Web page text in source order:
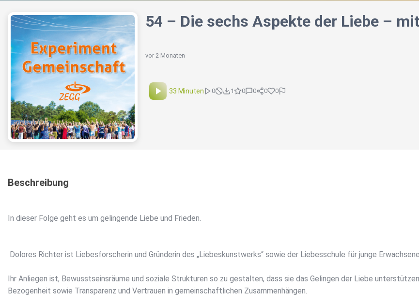
54 – Die sechs Aspekte der Liebe –
vor 2 Monaten
33 Minuten 0 1 0 0 0 0
Beschreibung
In dieser Folge geht es um gelingende Liebe und Frieden.
Dolores Richter ist Liebesforscherin und Gründerin des „Liebeskunstwerks“ sowie der Liebesschule für junge
Ihr Anliegen ist, Bewusstseinsräume und soziale Strukturen so zu gestalten, dass sie das Gelingen der Liebe
Bezogenheit sowie Transparenz und Vertrauen in gemeinschaftlichen Zusammenhängen.